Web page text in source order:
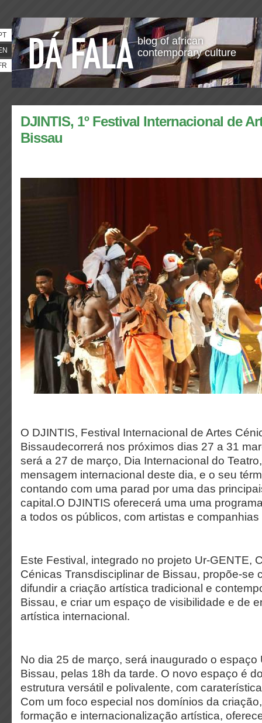
blog of african
contemporary culture
DJINTIS, 1º Festival Internacional de
Bissau
O DJINTIS, Festival Internacional de Artes
Bissaudecorrerá nos próximos dias 27 a 31
será a 27 de março, Dia Internacional do
mensagem internacional deste dia, e o seu
contando com uma parad por uma das
capital.O DJINTIS oferecerá uma uma
a todos os públicos, com artistas e
Este Festival, integrado no projeto Ur-GENTE,
Cénicas Transdisciplinar de Bissau, propõe-se
difundir a criação artística tradicional e
Bissau, e criar um espaço de visibilidade e de
artística internacional.
No dia 25 de março, será inaugurado o espaço
Bissau, pelas 18h da tarde. O novo espaço é
estrutura versátil e polivalente, com
Com um foco especial nos domínios da
formação e internacionalização artística,